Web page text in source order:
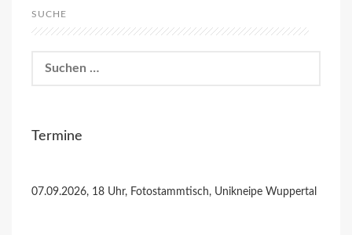
SUCHE
nach:
Termine
07.09.2026, 18 Uhr, Fotostammtisch, Unikneipe Wuppertal